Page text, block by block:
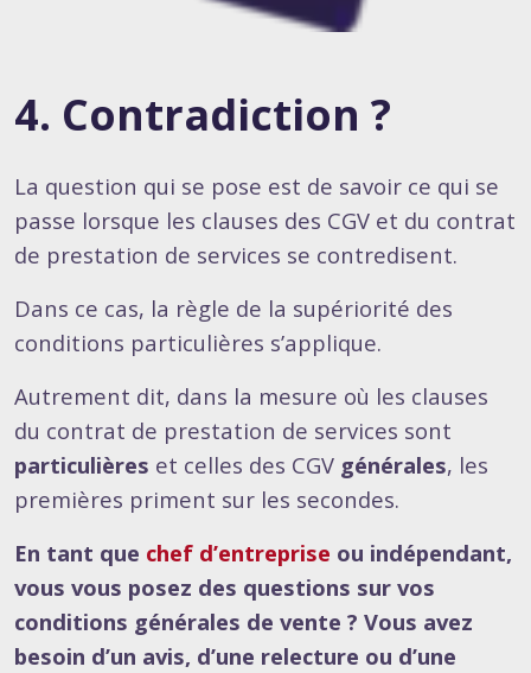
4. Contradiction ?
La question qui se pose est de savoir ce qui se
passe lorsque les clauses des CGV et du contrat
de prestation de services se contredisent.
Dans ce cas, la règle de la supériorité des
conditions particulières s’applique.
Autrement dit, dans la mesure où les clauses
du contrat de prestation de services sont
particulières et celles des CGV générales, les
premières priment sur les secondes.
En tant que chef d’entreprise ou indépendant,
vous vous posez des questions sur vos
conditions générales de vente ? Vous avez
besoin d’un avis, d’une relecture ou d’une